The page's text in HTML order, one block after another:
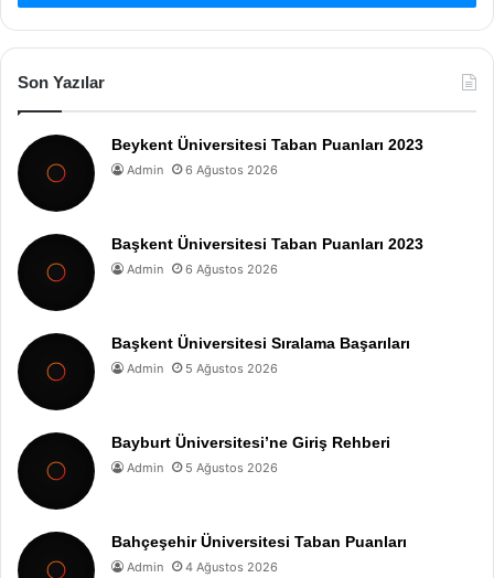
Son Yazılar
Beykent Üniversitesi Taban Puanları 2023
Admin 6 Ağustos 2026
Başkent Üniversitesi Taban Puanları 2023
Admin 6 Ağustos 2026
Başkent Üniversitesi Sıralama Başarıları
Admin 5 Ağustos 2026
Bayburt Üniversitesi’ne Giriş Rehberi
Admin 5 Ağustos 2026
Bahçeşehir Üniversitesi Taban Puanları
Admin 4 Ağustos 2026